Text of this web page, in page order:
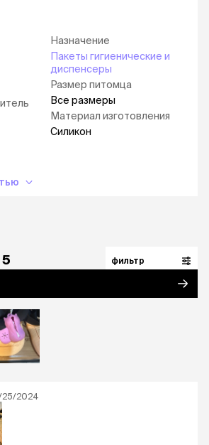
Назначение
Пакеты гигиенические и
диспенсеры
Размер питомца
Все размеры
Материал изготовления
Силикон
5 фильтр
25/2024